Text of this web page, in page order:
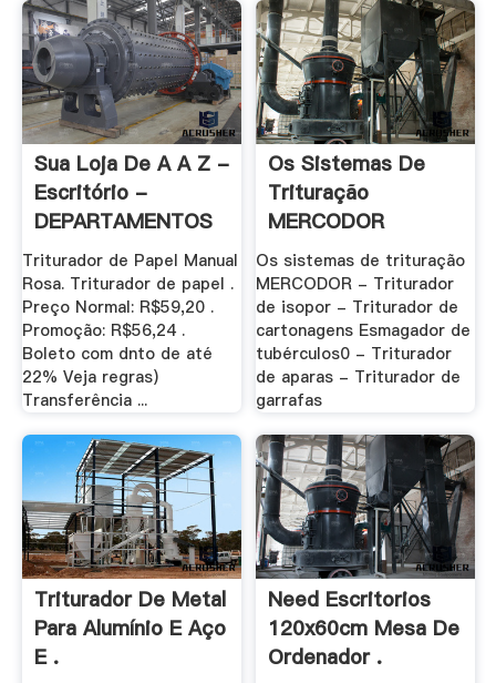
Sua Loja De A A Z -
Escritório -
DEPARTAMENTOS
Triturador de Papel Manual
Rosa. Triturador de papel .
Preço Normal: R$59,20 .
Promoção: R$56,24 .
Boleto com dnto de até
22% Veja regras)
Transferência ...
Os Sistemas De
Trituração
MERCODOR
Os sistemas de trituração
MERCODOR - Triturador
de isopor - Triturador de
cartonagens Esmagador de
tubérculos0 - Triturador
de aparas - Triturador de
garrafas
Triturador De Metal
Para Alumínio E Aço
E .
Need Escritorios
120x60cm Mesa De
Ordenador .